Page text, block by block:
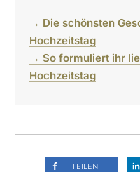
→ Die schönsten
Hochzeitstag
→ So formuliert ihr
Hochzeitstag
TEILEN